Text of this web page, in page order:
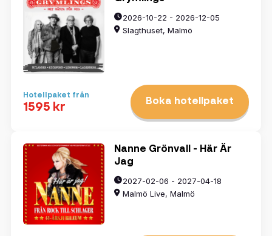
2026-10-22 - 2026-12-05
Slagthuset, Malmö
Hotellpaket från
1595 kr Boka hotellpaket
Nanne Grönvall - Här Är
Jag
2027-02-06 - 2027-04-18
Malmö Live, Malmö